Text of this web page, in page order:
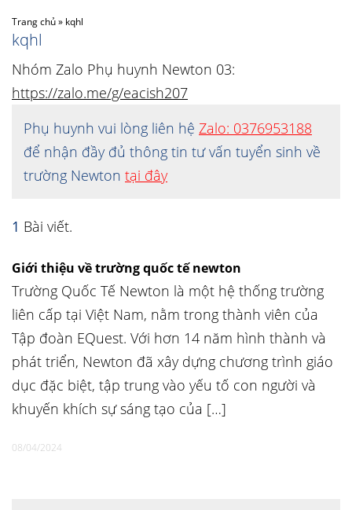
Trang chủ» kqhl
kqhl
Nhóm Zalo Phụ huynh Newton 03:
https://zalo.me/g/eacish207
Phụ huynh vui lòng liên hệ Zalo: 0376953188
để nhận đầy đủ thông tin tư vấn tuyển sinh về
trường Newton tại đây
1 Bài viết.
Giới thiệu về trường quốc tế newton
Trường Quốc Tế Newton là một hệ thống trường
liên cấp tại Việt Nam, nằm trong thành viên của
Tập đoàn EQuest. Với hơn 14 năm hình thành và
phát triển, Newton đã xây dựng chương trình giáo
dục đặc biệt, tập trung vào yếu tố con người và
khuyến khích sự sáng tạo của […]
08/04/2024